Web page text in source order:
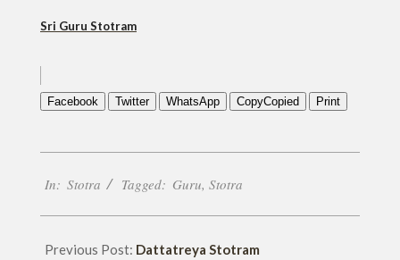
Sri Guru Stotram
Facebook Twitter WhatsApp CopyCopied Print
07-
In: Stotra Tagged: Guru, Stotra
Previous Post: Dattatreya Stotram